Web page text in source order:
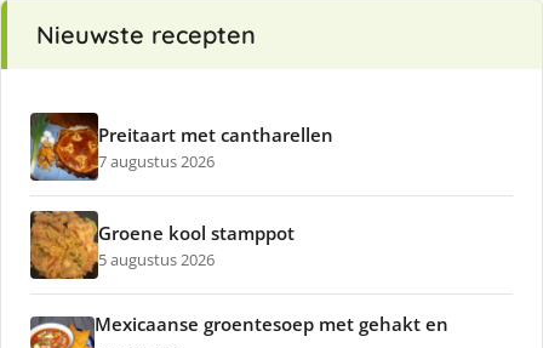
Nieuwste recepten
Preitaart met cantharellen
7 augustus 2026
Groene kool stamppot
5 augustus 2026
Mexicaanse groentesoep met gehakt en